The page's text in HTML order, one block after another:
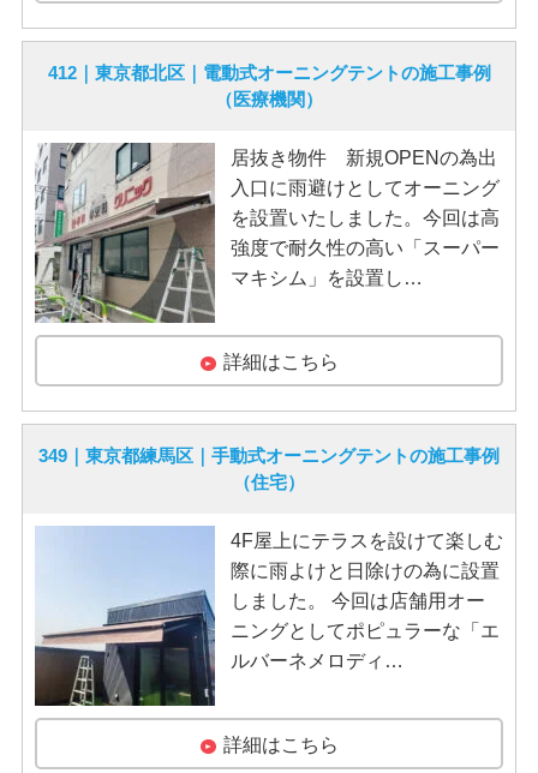
412｜東京都北区｜電動式オーニングテントの施工事例
（医療機関）
居抜き物件 新規OPENの為出
入口に雨避けとしてオーニング
を設置いたしました。今回は高
強度で耐久性の高い「スーパー
マキシム」を設置し…
詳細はこちら
349｜東京都練馬区｜手動式オーニングテントの施工事例
（住宅）
4F屋上にテラスを設けて楽しむ
際に雨よけと日除けの為に設置
しました。 今回は店舗用オー
ニングとしてポピュラーな「エ
ルバーネメロディ…
詳細はこちら